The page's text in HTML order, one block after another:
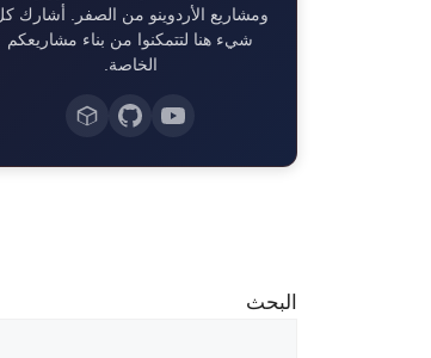
ومشاريع الأردوينو من الصفر. أشارك
شيء هنا لتتمكنوا من بناء مشاريعكم
الخاصة.
البحث